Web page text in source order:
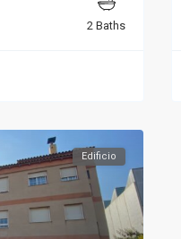
2 Baths
Edificio